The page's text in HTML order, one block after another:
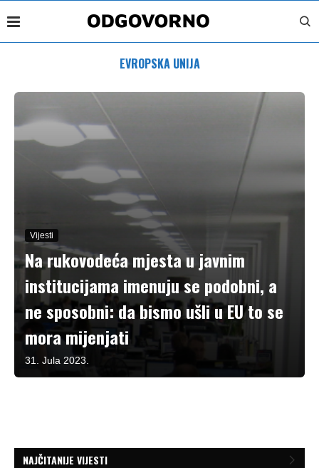
EVROPSKA UNIJA
Vijesti
Na rukovodeća mjesta u javnim
institucijama imenuju se podobni, a
ne sposobni: da bismo ušli u EU to se
mora mijenjati
31. Jula 2023.
NAJČITANIJE VIJESTI